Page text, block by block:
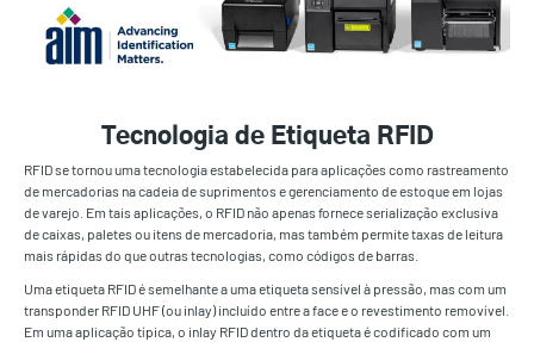
Tecnologia de Etiqueta RFID
RFID se tornou uma tecnologia estabelecida para aplicações como rastreamento
de mercadorias na cadeia de suprimentos e gerenciamento de estoque em lojas
de varejo. Em tais aplicações, o RFID não apenas fornece serialização exclusiva
de caixas, paletes ou itens de mercadoria, mas também permite taxas de leitura
mais rápidas do que outras tecnologias, como códigos de barras.
Uma etiqueta RFID é semelhante a uma etiqueta sensível à pressão, mas com um
transponder RFID UHF (ou inlay) incluído entre a face e o revestimento removível.
Em uma aplicação típica, o inlay RFID dentro da etiqueta é codificado com um